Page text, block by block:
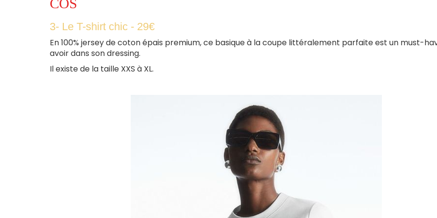
COS
3- Le T-shirt chic - 29€
En 100% jersey de coton épais premium, ce basique à la coupe littéralement parfaite est un must-
avoir dans son dressing.
Il existe de la taille XXS à XL.